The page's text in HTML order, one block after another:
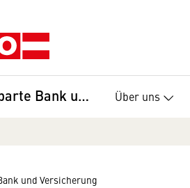
Sparte Bank und Versicherung Über uns
und Versicherung